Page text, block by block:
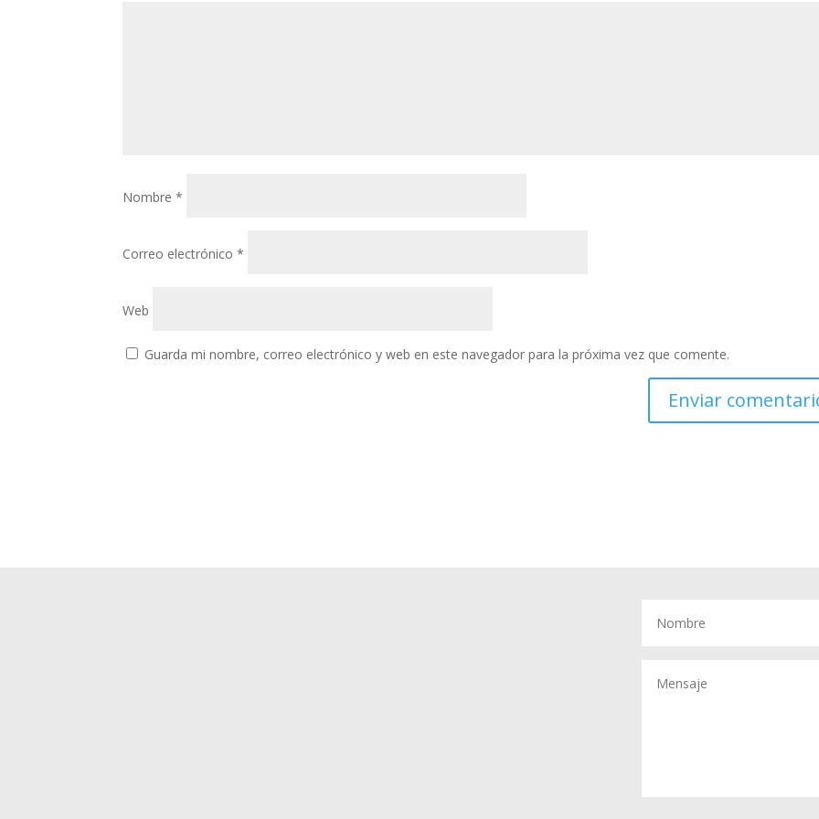
Nombre*
Correo electrónico*
Web
Guarda mi nombre, correo electrónico y web en este navegador para la próxima vez que comente.